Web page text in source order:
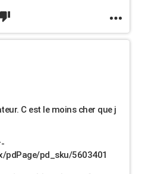
C est le moins cher que j
pdPage/pd_sku/5603401